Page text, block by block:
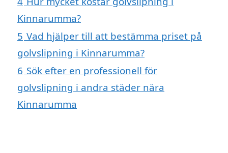
Kinnarumma?
5 Vad hjälper till att bestämma priset på
golvslipning i Kinnarumma?
6 Sök efter en professionell för
golvslipning i andra städer nära
Kinnarumma